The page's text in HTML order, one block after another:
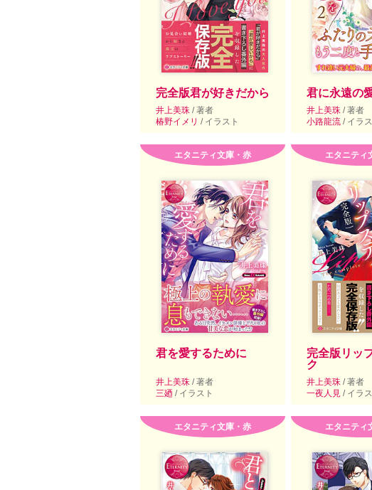
完全版君が好きだから
井上美珠 / 著者
椿野イメリ / イラスト
君に永遠の
井上美珠 / 著者
小路龍流 / イラ
エタニティ文庫・赤
君を愛するために
井上美珠 / 著者
三廼 / イラスト
エタニティ
完全版リッ
ク
井上美珠 / 著者
一夜人見 / イラ
エタニティ文庫・赤 エタニティ